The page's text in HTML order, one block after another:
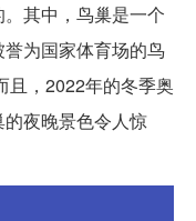
其中，鸟巢是一个
为国家体育场的鸟
且，2022年的冬季奥
夜晚景色令人惊